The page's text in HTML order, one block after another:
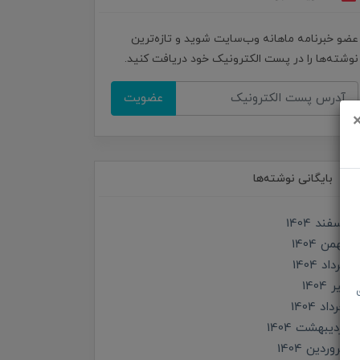
عضو خبرنامه ماهانه وب‌سایت شوید و تازه‌ترین
نوشته‌ها را در پست الکترونیک خود دریافت کنید.
عضویت
بایگانی نوشته‌ها
اسفند 1404
بهمن 1404
مرداد 1404
تير 1404
خرداد 1404
ارديبهشت 1404
فروردین 1404